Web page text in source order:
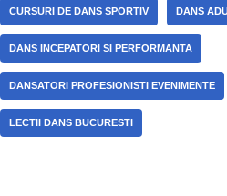
CURSURI DE DANS SPORTIV DANS
DANS INCEPATORI SI PERFORMANTA
DANSATORI PROFESIONISTI EVENIMENTE
LECTII DANS BUCURESTI